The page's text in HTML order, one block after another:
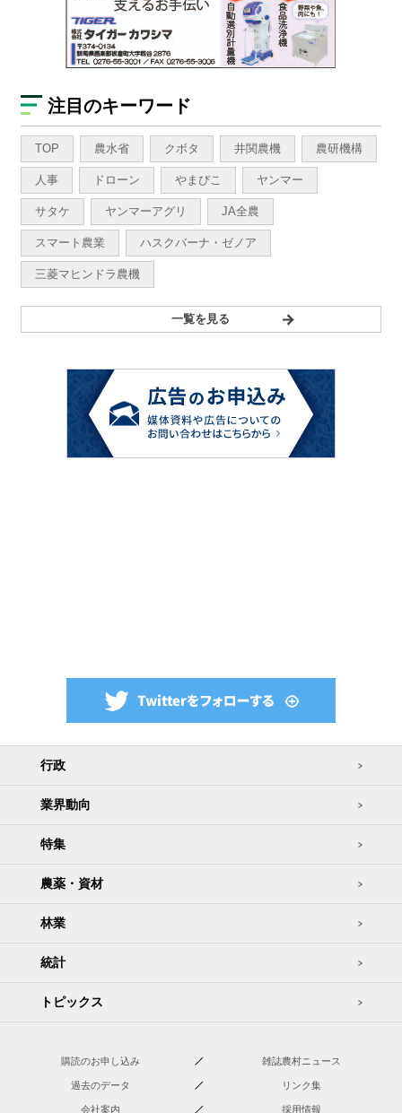
注目のキーワード
TOP 農水省 クボタ 井関農機 農研機構
人事 ドローン やまびこ ヤンマー
サタケ ヤンマーアグリ JA全農
スマート農業 ハスクバーナ・ゼノア
三菱マヒンドラ農機
一覧を見る
行政
業界動向
特集
農薬・資材
林業
統計
トピックス
購読のお申し込み 雑誌農村ニュース
過去のデータ リンク集
会社案内 採用情報